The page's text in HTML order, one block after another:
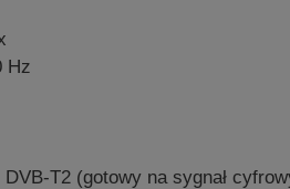
Hz
T2 (gotowy na sygnał